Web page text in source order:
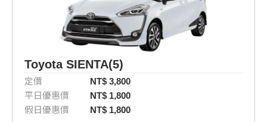
Toyota SIENTA(5)
定價
NT$ 3,800
平日優惠價
NT$ 1,800
假日優惠價
NT$ 1,800